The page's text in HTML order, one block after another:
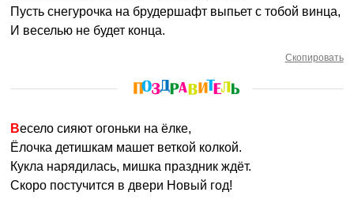
Пусть снегурочка на брудершафт выпьет с тобой винца,
И веселью не будет конца.
Скопировать
Весело сияют огоньки на ёлке,
Ёлочка детишкам машет веткой колкой.
Кукла нарядилась, мишка праздник ждёт.
Скоро постучится в двери Новый год!